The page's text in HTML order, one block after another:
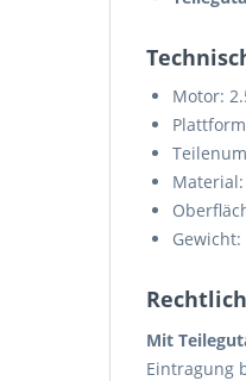
Motor:
Material:
Gewicht:
Mit
Eintragung